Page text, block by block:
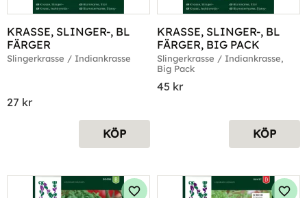
KRASSE, SLINGER-, BL
FÄRGER
Slingerkrasse / Indiankrasse
27 kr
KÖP
KRASSE, SLINGER-, BL
FÄRGER, BIG PACK
Slingerkrasse / Indiankrasse,
Big Pack
45 kr
KÖP